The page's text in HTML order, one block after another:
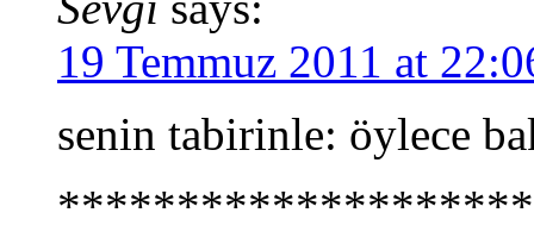
19 Temmuz 2011 at
senin tabirinle: öylece